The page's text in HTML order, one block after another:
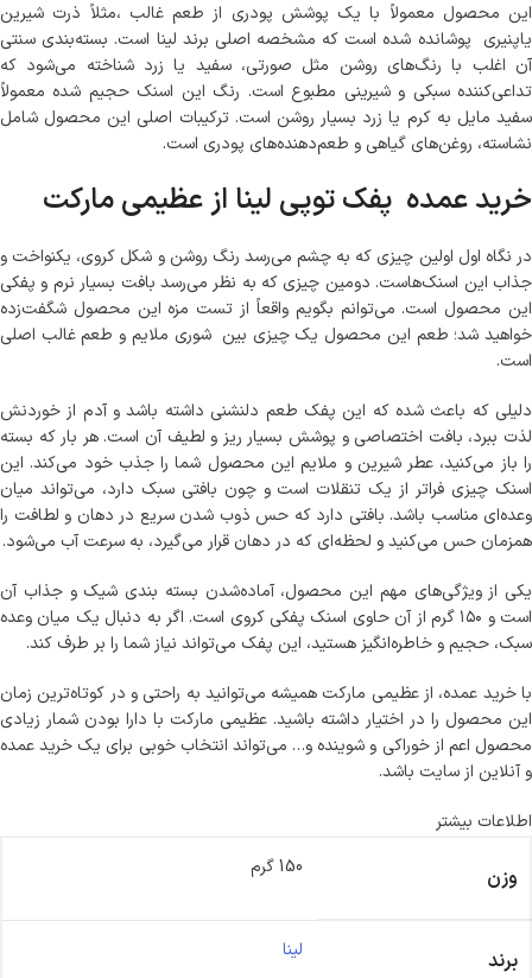
این محصول معمولاً با یک پوشش پودری از طعم غالب ،مثلاً ذرت شیرین
یاپنیری پوشانده شده است که مشخصه اصلی برند لینا است. بسته‌بندی سنتی
آن اغلب با رنگ‌های روشن مثل صورتی، سفید یا زرد شناخته می‌شود که
تداعی‌کننده سبکی و شیرینی مطبوع است. رنگ این اسنک حجیم شده معمولاً
سفید مایل به کرم یا زرد بسیار روشن است. ترکیبات اصلی این محصول شامل
نشاسته، روغن‌های گیاهی و طعم‌دهنده‌های پودری است.
خرید عمده پفک توپی لینا از عظیمی مارکت
در نگاه اول اولین چیزی که به چشم می‌رسد رنگ روشن و شکل کروی، یکنواخت و
جذاب این اسنک‌هاست. دومین چیزی که به نظر می‌رسد بافت بسیار نرم و پفکی
این محصول است. می‌توانم بگویم واقعاً از تست مزه این محصول شگفت‌زده
خواهید شد؛ طعم این محصول یک چیزی بین شوری ملایم و طعم غالب اصلی
است.
دلیلی که باعث شده که این پفک طعم دلنشنی داشته باشد و آدم از خوردنش
لذت ببرد، بافت اختصاصی و پوشش بسیار ریز و لطیف آن است. هر بار که بسته
را باز می‌کنید، عطر شیرین و ملایم این محصول شما را جذب خود می‌کند. این
اسنک چیزی فراتر از یک تنقلات است و چون بافتی سبک دارد، می‌تواند میان
وعده‌ای مناسب باشد. بافتی دارد که حس ذوب شدن سریع در دهان و لطافت را
همزمان حس می‌کنید و لحظه‌ای که در دهان قرار می‌گیرد، به سرعت آب می‌شود.
یکی از ویژگی‌های مهم این محصول، آماده‌شدن بسته بندی شیک و جذاب آن
است و ۱۵۰ گرم از آن حاوی اسنک پفکی کروی است. اگر به دنبال یک میان وعده
سبک، حجیم و خاطره‌انگیز هستید، این پفک می‌تواند نیاز شما را بر طرف کند.
با خرید عمده، از عظیمی مارکت همیشه می‌توانید به راحتی و در کوتاه‌ترین زمان
این محصول را در اختیار داشته باشید. عظیمی مارکت با دارا بودن شمار زیادی
محصول اعم از خوراکی و شوینده و… می‌تواند انتخاب خوبی برای یک خرید عمده
و آنلاین از سایت باشد.
اطلاعات بیشتر
وزن 150 گرم
برند لینا